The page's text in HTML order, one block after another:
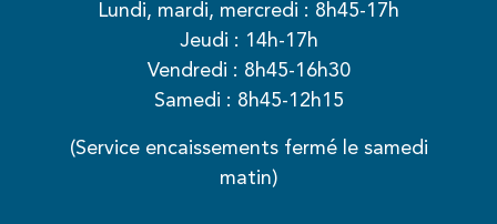
Lundi, mardi, mercredi : 8h45-17h
Jeudi : 14h-17h
Vendredi : 8h45-16h30
Samedi : 8h45-12h15
(Service encaissements fermé le samedi
matin)